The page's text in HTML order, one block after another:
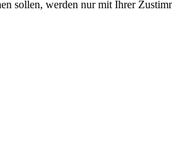
sollen, werden nur mit Ihrer